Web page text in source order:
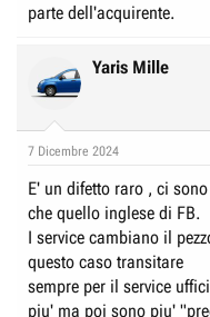
parte dell'acquirente.
Yaris Mille
7 Dicembre 2024
E' un difetto raro , ci
che quello inglese di FB.
I service cambiano il
questo caso transitare
sempre per il service
piu' ma poi sono piu'